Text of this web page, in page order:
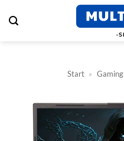
Inhalt
Start » Gaming